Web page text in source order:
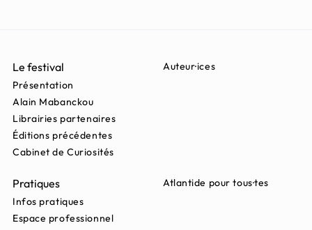
Le festival
Présentation
Alain Mabanckou
Librairies partenaires
Éditions précédentes
Cabinet de Curiosités
Auteur·ices
Pratiques
Infos pratiques
Espace professionnel
Atlantide pour tous·tes